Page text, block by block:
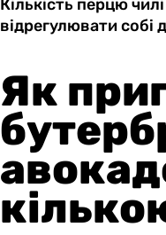
Кількість перцю
відрегулювати собі
Як